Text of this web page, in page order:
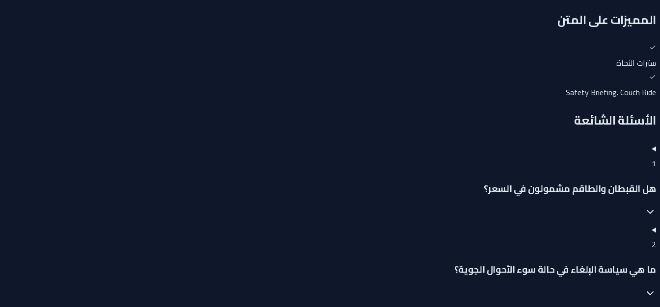
المميزات على المتن
سترات النجاة
Safety Briefing. Couch Ride
الأسئلة الشائعة
1
هل القبطان والطاقم مشمولون في السعر؟
2
ما هي سياسة الإلغاء في حالة سوء الأحوال الجوية؟